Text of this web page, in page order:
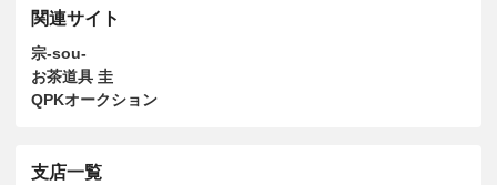
関連サイト
宗-sou-
お茶道具 圭
QPKオークション
支店一覧